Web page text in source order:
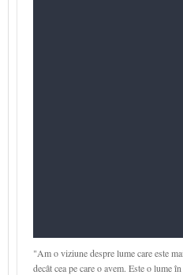
"Am o viziune despre lume care este
decât cea pe care o avem. Este o lume